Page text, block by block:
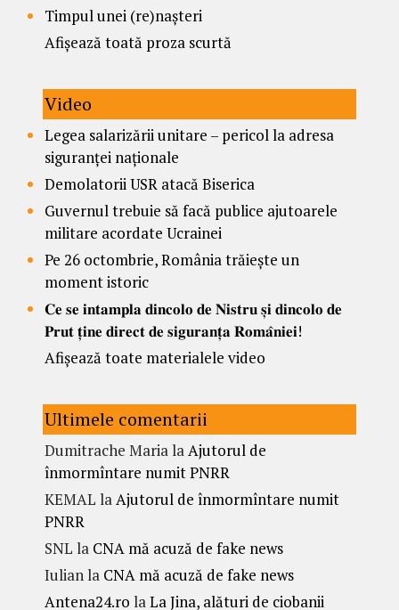
Timpul unei (re)nașteri
Afișează toată proza scurtă
Video
Legea salarizării unitare – pericol la adresa
siguranței naționale
Demolatorii USR atacă Biserica
Guvernul trebuie să facă publice ajutoarele
militare acordate Ucrainei
Pe 26 octombrie, România trăiește un
moment istoric
𝐂𝐞 𝐬𝐞 𝐢𝐧𝐭𝐚𝐦𝐩𝐥𝐚 𝐝𝐢𝐧𝐜𝐨𝐥𝐨 𝐝𝐞 𝐍𝐢𝐬𝐭𝐫𝐮 𝐬̦𝐢 𝐝𝐢𝐧𝐜𝐨𝐥𝐨 𝐝𝐞
𝐏𝐫𝐮𝐭 𝐭̦𝐢𝐧𝐞 𝐝𝐢𝐫𝐞𝐜𝐭 𝐝𝐞 𝐬𝐢𝐠𝐮𝐫𝐚𝐧𝐭̦𝐚 𝐑𝐨𝐦𝐚̂𝐧𝐢𝐞𝐢!
Afișează toate materialele video
Ultimele comentarii
Dumitrache MarialaAjutorul de
înmormîntare numit PNRR
KEMAL laAjutorul de înmormîntare numit
PNRR
SNL la CNA mă acuză de fake news
Iulianla CNA mă acuză de fake news
Antena24.ro laLa Jina, alături de ciobanii